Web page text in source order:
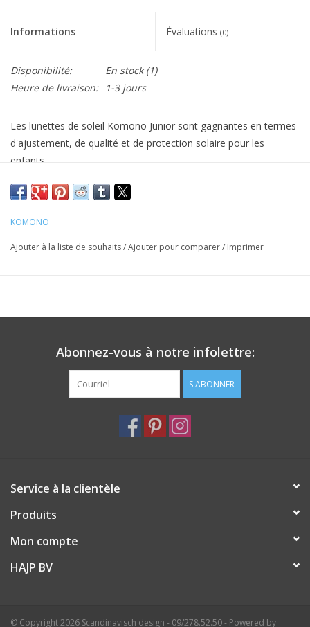
Informations Évaluations (0)
Disponibilité: En stock(1)
Heure de livraison:
1-3 jours
Les lunettes de soleil Komono Junior sont gagnantes en termes
d'ajustement, de qualité et de protection solaire pour les
enfants.
Découvrez Madison Junior de Komono : style rétro associé à
des matériaux modernes. Hors du temps avec ses couleurs
vibrantes ou intemporelles, elle honore l'instant.
Ils conviennent à toutes les activités, que ce soit à la mer, à la
Des détails:
Livré dans leur coffret
Objectifs de catégorie : 3
Photochromatique : Non
KOMONO
Ajouter à la liste de souhaits/Ajouter pour comparer/ Imprimer
Abonnez-vous à notre infolettre:
S'ABONNER
Service à la clientèle
Produits
Mon compte
HAJP BV
© Copyright 2026 Scandinavisch design - 09/278.52.50 - Powered by